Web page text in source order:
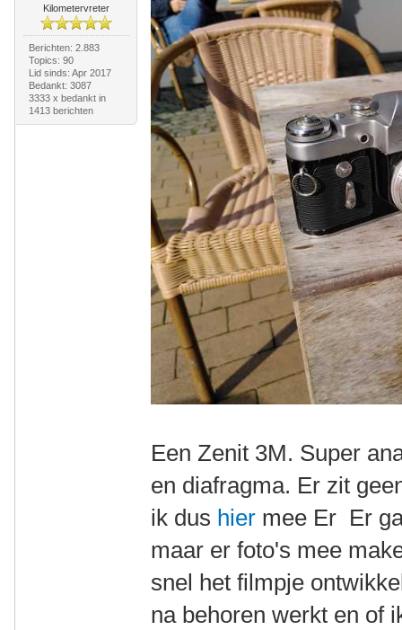
Kilometervreter
Berichten: 2.883
Topics: 90
Lid sinds: Apr 2017
Bedankt: 3087
3333 x bedankt in
1413 berichten
Een Zenit 3M. Super
en diafragma. Er zit
ik dus hier mee Er Er
maar er foto's mee
snel het filmpje
na behoren werkt en of